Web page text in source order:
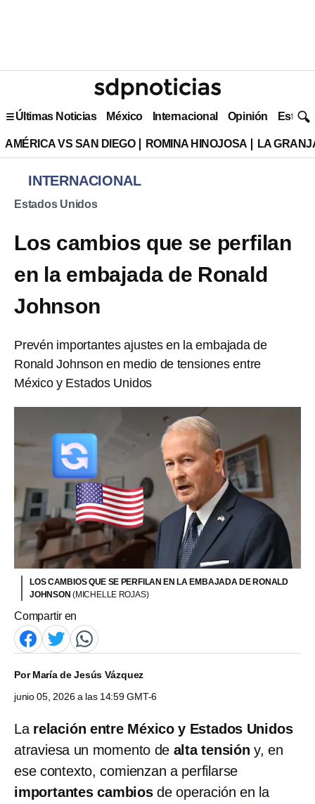
Últimas Noticias México Internacional Opinión Estilo
AMÉRICA VS SAN DIEGO ROMINA HINOJOSA LA
INTERNACIONAL
Estados Unidos
Los cambios que se perfilan
en la embajada de Ronald
Johnson
Prevén importantes ajustes en la embajada de
Ronald Johnson en medio de tensiones entre
México y Estados Unidos
LOS CAMBIOS QUE SE PERFILAN EN LA EMBAJADA DE RONALD
JOHNSON (MICHELLE ROJAS)
Compartir en
PorMaría de Jesús Vázquez
junio 05, 2026 a las 14:59 GMT-6
La relación entre México y Estados Unidos
atraviesa un momento de alta tensión y, en
ese contexto, comienzan a perfilarse
importantes cambiosde operación en la